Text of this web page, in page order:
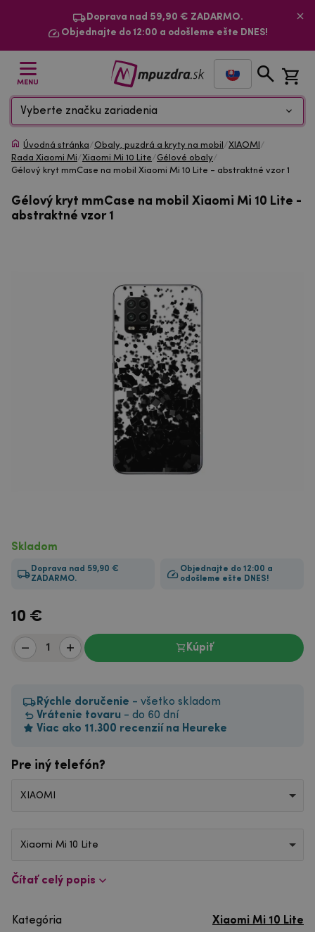
Doprava nad 59,90 € ZADARMO.
Objednajte do 12:00 a odošleme ešte DNES!
MENU
Vyberte značku zariadenia
Úvodná stránka/Obaly, puzdrá a kryty na mobil /XIAOMI /
Rada Xiaomi Mi/Xiaomi Mi 10 Lite/Gélové obaly/
Gélový kryt mmCase na mobil Xiaomi Mi 10 Lite - abstraktné vzor 1
Gélový kryt mmCase na mobil Xiaomi Mi 10 Lite -
abstraktné vzor 1
Skladom
Doprava nad 59,90 €
ZADARMO.
Objednajte do 12:00 a
odošleme ešte DNES!
10 €
Kúpiť
Rýchle doručenie - všetko skladom
Vrátenie tovaru - do 60 dní
Viac ako 11.300 recenzií na Heureke
Pre iný telefón?
XIAOMI
Xiaomi Mi 10 Lite
Čítať celý popis
Kategória
Xiaomi Mi 10 Lite